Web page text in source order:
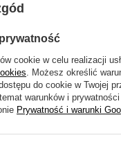
cookie w celu realizacji
. Możesz określić
do cookie w Twojej
warunków i
Prywatność i warunki